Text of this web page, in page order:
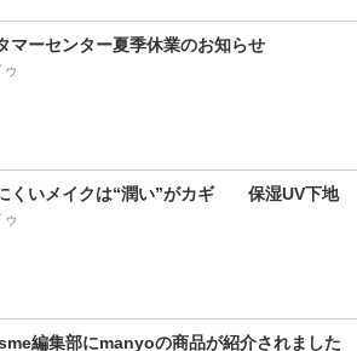
マーセンター夏季休業のお知らせ
くいメイクは“潤い”がカギ　　保湿UV下地
編集部にmanyoの商品が紹介されました